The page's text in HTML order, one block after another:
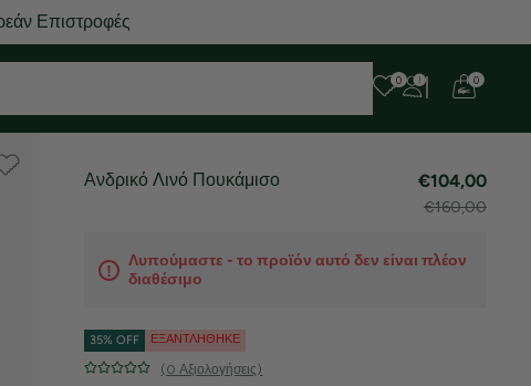
Επιστροφές
0 0
Ανδρικό Λινό Πουκάμισο €104,00
€160,00
Λυπούμαστε - το προϊόν αυτό δεν είναι πλέον
διαθέσιμο
35% OFF ΕΞΑΝΤΛΉΘΗΚΕ
(0 Αξιολογήσεις)